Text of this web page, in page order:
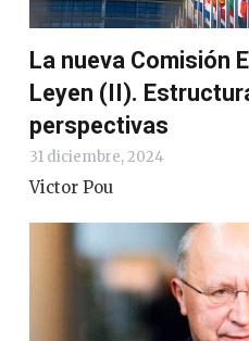
La nueva Comisión
Leyen (II).
perspectivas
31 diciembre, 2024
Victor Pou